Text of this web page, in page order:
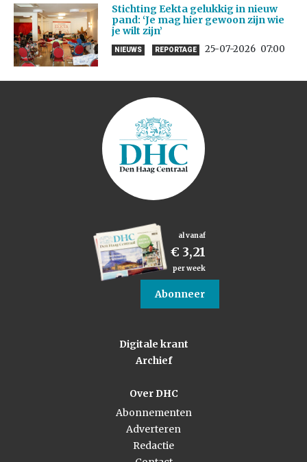
Stichting Eekta gelukkig in nieuw
pand: ‘Je mag hier gewoon zijn wie
je wilt zijn’
NIEUWS REPORTAGE 25-07-2026 07:00
al vanaf
€ 3,21
per week
Abonneer
Digitale krant
Archief
Over DHC
Abonnementen
Adverteren
Redactie